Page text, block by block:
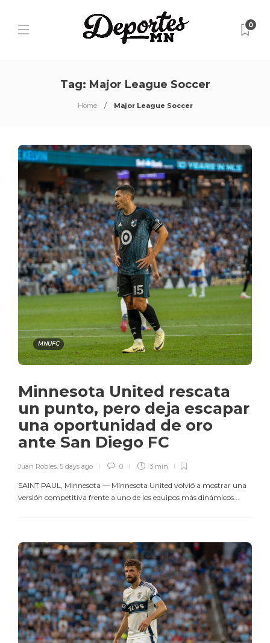
0
Tag: Major League Soccer
Home Major League Soccer
MNUFC
Minnesota United rescata
un punto, pero deja escapar
una oportunidad de oro
ante San Diego FC
Juan Robles, 5 days ago 0 3 min
SAINT PAUL, Minnesota — Minnesota United volvió a mostrar una
versión competitiva frente a uno de los equipos más dinámicos...